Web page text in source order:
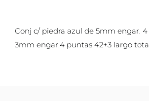
Conj c/ piedra azul de 5mm engar.
3mm engar.4 puntas 42+3 largo